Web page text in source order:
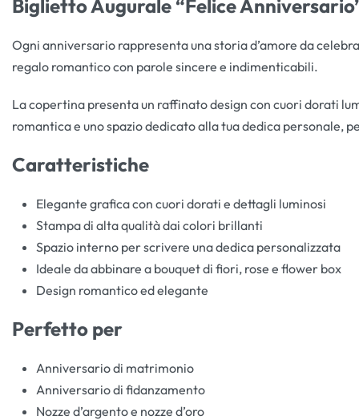
Biglietto Augurale “Felice
Ogni anniversario rappresenta una storia d’amore da
regalo romantico con parole sincere e indimenticabili.
La copertina presenta un raffinato design con cuori dorati
romantica e uno spazio dedicato alla tua dedica personale,
Caratteristiche
Elegante grafica con cuori dorati e dettagli luminosi
Stampa di alta qualità dai colori brillanti
Spazio interno per scrivere una dedica personalizzata
Ideale da abbinare a bouquet di fiori, rose e flower box
Design romantico ed elegante
Perfetto per
Anniversario di matrimonio
Anniversario di fidanzamento
Nozze d’argento e nozze d’oro